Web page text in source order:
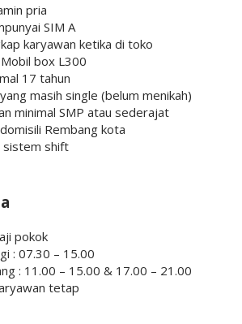
pria
SIM A
karyawan ketika di toko
box L300
17 tahun
masih single (belum menikah)
minimal SMP atau sederajat
Rembang kota
sistem shift
pokok
: 07.30 – 15.00
: 11.00 – 15.00 & 17.00 – 21.00
tetap